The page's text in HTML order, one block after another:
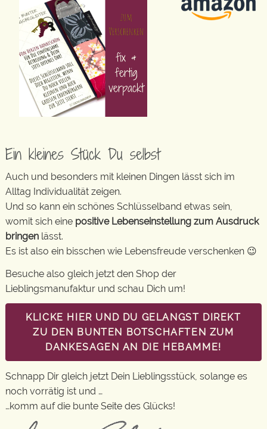
Ein kleines Stück Du selbst
Auch und besonders mit kleinen Dingen lässt sich im
Alltag Individualität zeigen.
Und so kann ein schönes Schlüsselband etwas sein,
womit sich eine positive Lebenseinstellung zum Ausdruck
bringen lässt.
Es ist also ein bisschen wie Lebensfreude verschenken 😉
Besuche also gleich jetzt den Shop der
Lieblingsmanufaktur und schau Dich um!
KLICKE HIER UND DU GELANGST DIREKT
ZU DEN BUNTEN BOTSCHAFTEN ZUM
DANKESAGEN AN DIE HEBAMME!
Schnapp Dir gleich jetzt Dein Lieblingsstück, solange es
noch vorrätig ist und …
…komm auf die bunte Seite des Glücks!